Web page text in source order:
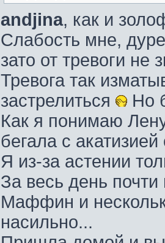
andjina, как и
Слабость мне,
зато от тревоги не
Тревога так
застрелиться
Но
Как я понимаю
бегала с акатизией
Я из-за астении
За весь день почти
Маффин и
насильно...